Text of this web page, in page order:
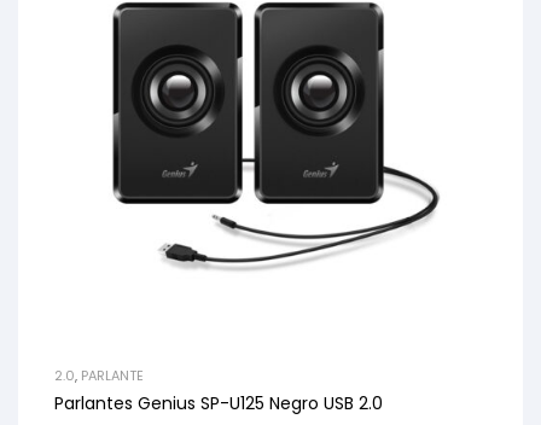
2.0, PARLANTE
Parlantes Genius SP-U125 Negro USB 2.0